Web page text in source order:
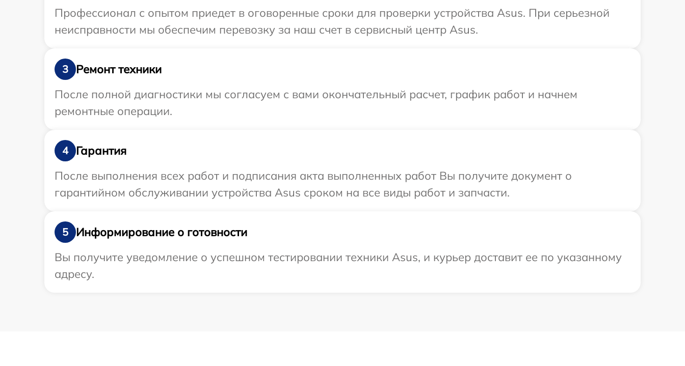
Профессионал с опытом приедет в оговоренные сроки для проверки устройства Asus. При серьезной
неисправности мы обеспечим перевозку за наш счет в сервисный центр Asus.
3
Ремонт техники
После полной диагностики мы согласуем с вами окончательный расчет, график работ и начнем
ремонтные операции.
4
Гарантия
После выполнения всех работ и подписания акта выполненных работ Вы получите документ о
гарантийном обслуживании устройства Asus сроком на все виды работ и запчасти.
5
Информирование о готовности
Вы получите уведомление о успешном тестировании техники Asus, и курьер доставит ее по указанному
адресу.